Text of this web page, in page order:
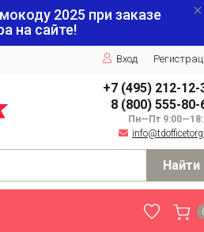
2025 при заказе
на сайте!
Вход
+7 (495) 212-12-
8 (800) 555-80-
Пн—Пт
Найти